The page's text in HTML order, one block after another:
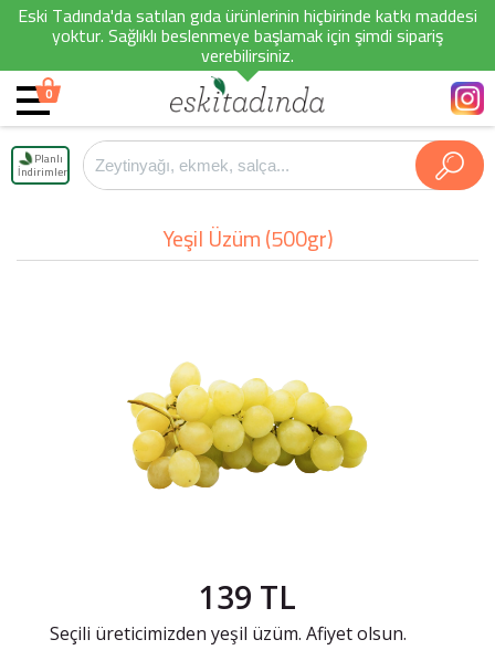
Eski Tadında'da satılan gıda ürünlerinin hiçbirinde katkı maddesi
yoktur. Sağlıklı beslenmeye başlamak için şimdi sipariş
verebilirsiniz.
0
Planlı
İndirimler
Yeşil Üzüm (500gr)
139 TL
Seçili üreticimizden yeşil üzüm. Afiyet olsun.